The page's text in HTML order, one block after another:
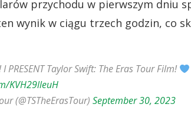
przychodu w pierwszym dniu
wynik w ciągu trzech godzin, co
I PRESENT Taylor Swift: The Eras Tour Film!
KVH29lleuH
(@TSTheErasTour) September 30, 2023